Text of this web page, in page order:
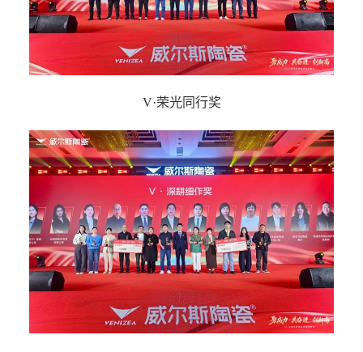
V·荣光同行奖